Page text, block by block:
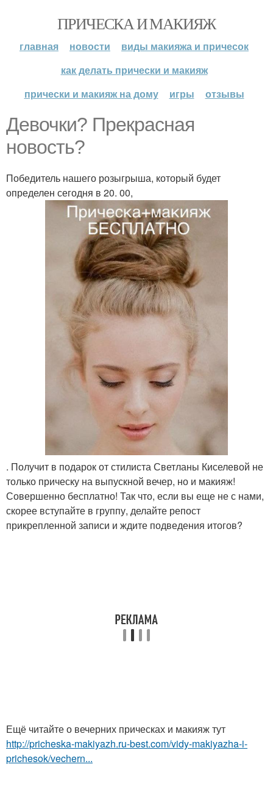
ПРИЧЕСКА И МАКИЯЖ
главная новости
виды макияжа и причесок
как делать прически и макияж
прически и макияж на дому
игры отзывы
Девочки? Прекрасная
новость?
Победитель нашего розыгрыша, который будет
определен сегодня в 20. 00,
. Получит в подарок от стилиста Светланы Киселевой не
только прическу на выпускной вечер, но и макияж!
Совершенно бесплатно! Так что, если вы еще не с нами,
скорее вступайте в группу, делайте репост
прикрепленной записи и ждите подведения итогов?
Ещё читайте о вечерних прическах и макияж тут
http://pricheska-makiyazh.ru-best.com/vidy-makiyazha-i-
prichesok/vechern...